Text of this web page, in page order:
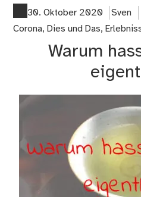
30. Oktober 2020
Sven
Corona, Dies und Das,
Warum